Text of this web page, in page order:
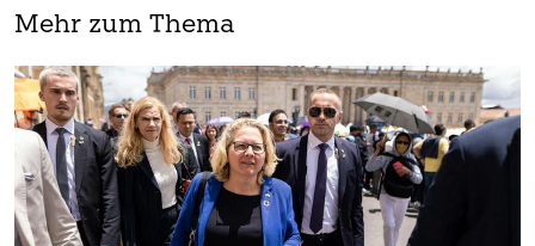
Mehr zum Thema